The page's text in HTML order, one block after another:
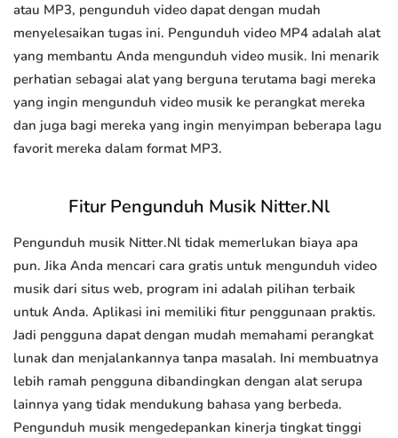
atau MP3, pengunduh video dapat dengan mudah
menyelesaikan tugas ini. Pengunduh video MP4 adalah alat
yang membantu Anda mengunduh video musik. Ini menarik
perhatian sebagai alat yang berguna terutama bagi mereka
yang ingin mengunduh video musik ke perangkat mereka
dan juga bagi mereka yang ingin menyimpan beberapa lagu
favorit mereka dalam format MP3.
Fitur Pengunduh Musik Nitter.Nl
Pengunduh musik Nitter.Nl tidak memerlukan biaya apa
pun. Jika Anda mencari cara gratis untuk mengunduh video
musik dari situs web, program ini adalah pilihan terbaik
untuk Anda. Aplikasi ini memiliki fitur penggunaan praktis.
Jadi pengguna dapat dengan mudah memahami perangkat
lunak dan menjalankannya tanpa masalah. Ini membuatnya
lebih ramah pengguna dibandingkan dengan alat serupa
lainnya yang tidak mendukung bahasa yang berbeda.
Pengunduh musik mengedepankan kinerja tingkat tinggi